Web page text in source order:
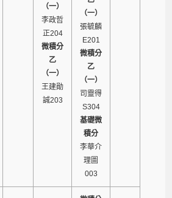
（一）
李政哲
正204
微積分
乙
（一）
王建勛
誠203
（一）
張毓麟
E201
微積分
乙
（一）
司靈得
S304
基礎微
積分
李華介
理圖
003